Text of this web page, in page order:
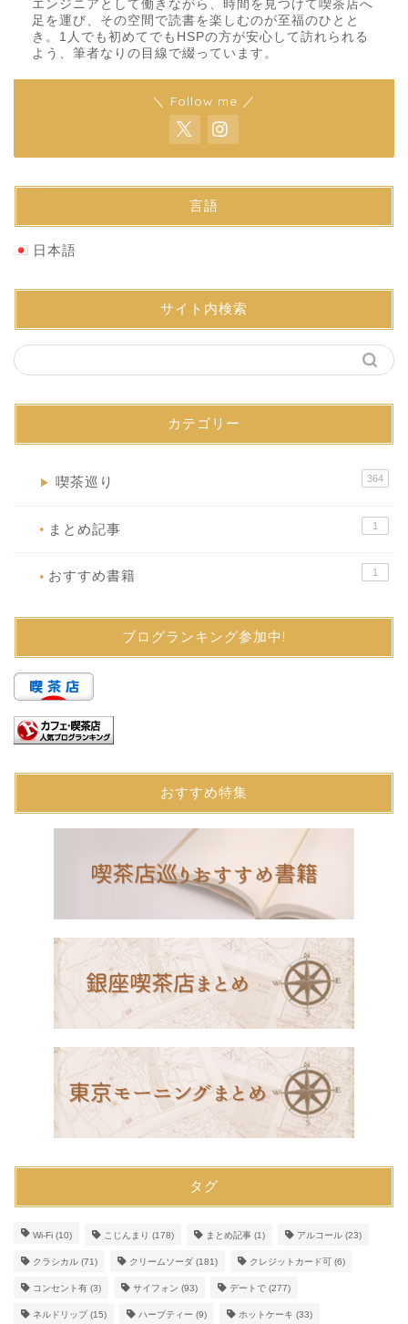
エンジニアとして働きながら、時間を見つけて喫茶店へ
足を運び、その空間で読書を楽しむのが至福のひとと
き。1人でも初めてでもHSPの方が安心して訪れられる
よう、筆者なりの目線で綴っています。
＼ Follow me ／
言語
日本語
サイト内検索
カテゴリー
▶ 喫茶巡り 364
● まとめ記事 1
● おすすめ書籍 1
ブログランキング参加中!
おすすめ特集
タグ
Wi-Fi (10) こじんまり (178) まとめ記事 (1) アルコール (23)
クラシカル (71) クリームソーダ (181) クレジットカード可 (6)
コンセント有 (3) サイフォン (93) デートで (277)
ネルドリップ(15) ハーブティー (9) ホットケーキ (33)